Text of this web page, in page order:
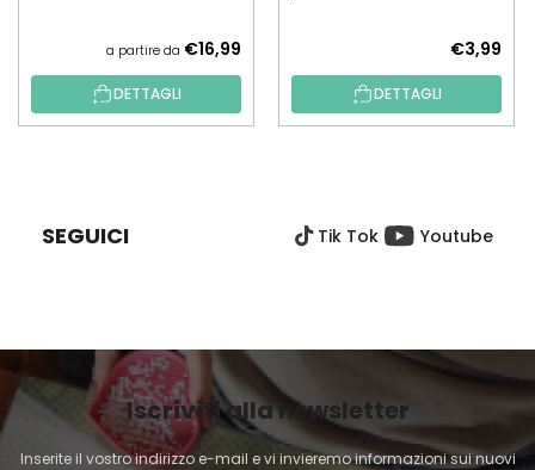
a partire da €16,99
DETTAGLI
€3,99
DETTAGLI
G
N
A
SEGUICI Tik Tok Youtube
Iscriviti alla newsletter
Inserite il vostro indirizzo e-mail e vi invieremo informazioni sui nuovi